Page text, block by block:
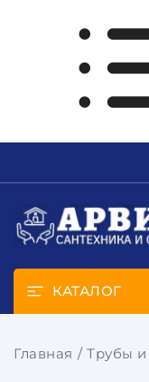
КАТАЛОГ
Главная Трубы и